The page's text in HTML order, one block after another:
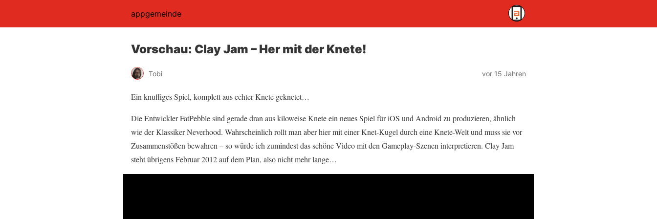
appgemeinde
Vorschau: Clay Jam – Her mit der Knete!
Tobi vor 15 Jahren
Ein knuffiges Spiel, komplett aus echter Knete geknetet…
Die Entwickler FatPebble sind gerade dran aus kiloweise Knete ein neues Spiel für iOS und Android zu produzieren, ähnlich
wie der Klassiker Neverhood. Wahrscheinlich rollt man aber hier mit einer Knet-Kugel durch eine Knete-Welt und muss sie vor
Zusammenstößen bewahren – so würde ich zumindest das schöne Video mit den Gameplay-Szenen interpretieren. Clay Jam
steht übrigens Februar 2012 auf dem Plan, also nicht mehr lange…